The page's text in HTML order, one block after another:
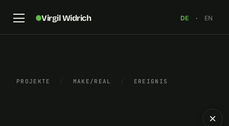
Virgil Widrich DE · EN
PROJEKTE / MAKE/REAL / EREIGNIS
×